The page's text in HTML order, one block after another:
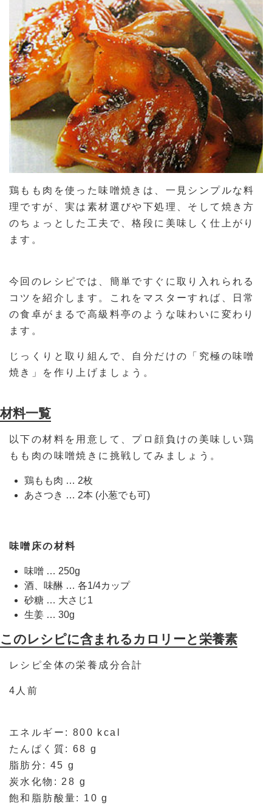
鶏もも肉を使った味噌焼きは、一見シンプルな料
理ですが、実は素材選びや下処理、そして焼き方
のちょっとした工夫で、格段に美味しく仕上がり
ます。
今回のレシピでは、簡単ですぐに取り入れられる
コツを紹介します。これをマスターすれば、日常
の食卓がまるで高級料亭のような味わいに変わり
ます。
じっくりと取り組んで、自分だけの「究極の味噌
焼き」を作り上げましょう。
材料一覧
以下の材料を用意して、プロ顔負けの美味しい鶏
もも肉の味噌焼きに挑戦してみましょう。
鶏もも肉 … 2枚
あさつき … 2本 (小葱でも可)
味噌床の材料
味噌 … 250g
酒、味醂 … 各1/4カップ
砂糖 … 大さじ1
生姜 … 30g
このレシピに含まれるカロリーと栄養素
レシピ全体の栄養成分合計
4人前
エネルギー: 800 kcal
たんぱく質: 68 g
脂肪分: 45 g
炭水化物: 28 g
飽和脂肪酸量: 10 g